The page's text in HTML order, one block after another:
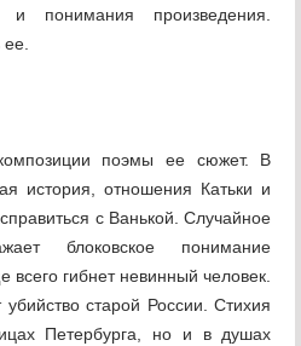
понимания произведения.
ее.
поэмы ее сюжет. В
история, отношения Катьки и
с Ванькой. Случайное
блоковское понимание
всего гибнет невинный человек.
убийство старой России. Стихия
Петербурга, но и в душах